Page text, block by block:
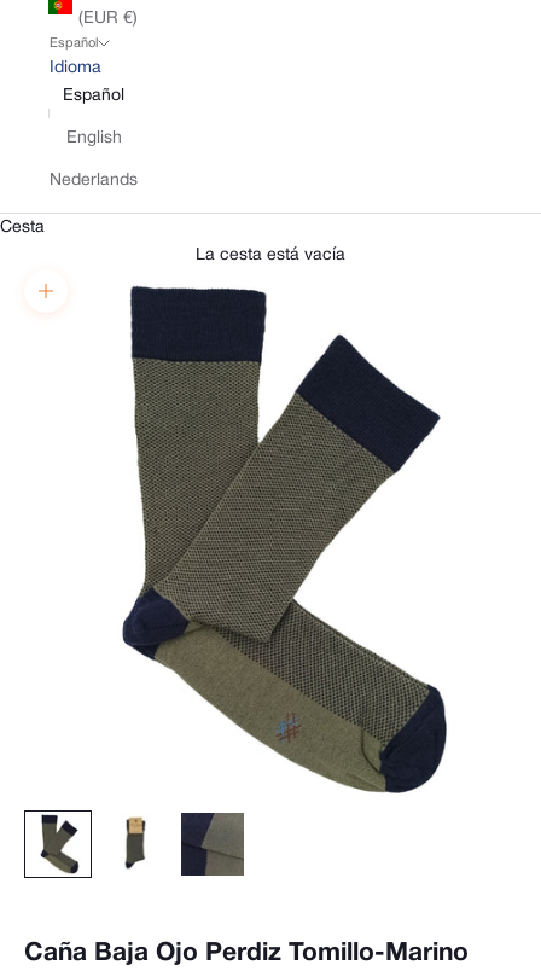
(EUR €)
Español
Idioma
Español
English
Nederlands
Cesta
La cesta está vacía
Caña Baja Ojo Perdiz Tomillo-Marino